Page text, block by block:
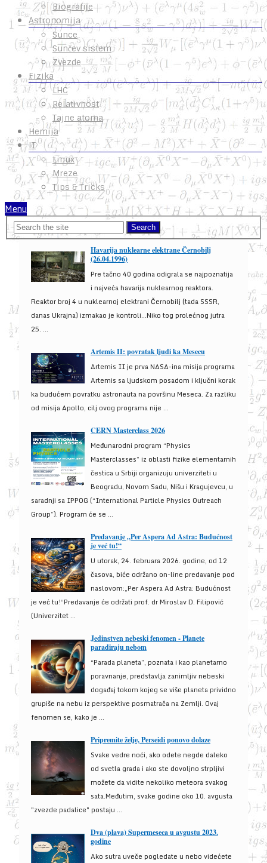
Biografije
Astronomija
Sunce
Sunčev sistem
Zvezde
Fizika
LHC
Relativnost
Tajne atoma
Hemija
IT
Linux
Mreze
Tips & Tricks
Menu
Havarija nuklearne elektrane Černobilj
(26.04.1996)
Pre tačno 40 godina odigrala se najpoznatija
i najveća havarija nuklearnog reaktora.
Reaktor broj 4 u nuklearnoj elektrani Černobilj (tada SSSR,
danas Ukrajna) izmakao je kontroli...Niko tog prolećnog jutra
25. ...
Artemis II: povratak ljudi ka Mesecu
Artemis II je prva NASA-ina misija programa
Artemis sa ljudskom posadom i ključni korak
ka budućem povratku astronauta na površinu Meseca. Za razliku
od misija Apollo, cilj ovog programa nije ...
CERN Masterclass 2026
Međunarodni program “Physics
Masterclasses” iz oblasti fizike elementarnih
čestica u Srbiji organizuju univerziteti u
Beogradu, Novom Sadu, Nišu i Kragujevcu, u
saradnji sa IPPOG (“International Particle Physics Outreach
Group”). Program će se ...
Predavanje „Per Aspera Ad Astra: Budućnost
je već tu!“
U utorak, 24. februara 2026. godine, od 12
časova, biće održano on-line predavanje pod
naslovom:„Per Aspera Ad Astra: Budućnost
je već tu!“Predavanje će održati prof. dr Miroslav D. Filipović
(Univerzitet ...
Jedinstven nebeski fenomen - Planete
paradiraju nebom
“Parada planeta”, poznata i kao planetarno
poravnanje, predstavlja zanimljiv nebeski
događaj tokom kojeg se više planeta prividno
grupiše na nebu iz perspektive posmatrača na Zemlji. Ovaj
fenomen se, kako je ...
Pripremite želje, Perseidi ponovo dolaze
Svake vedre noći, ako odete negde daleko
od svetla grada i ako ste dovoljno strpljivi
možete da vidite nekoliko meteora svakog
sata.Međutim, svake godine oko 10. avgusta
"zvezde padalice" postaju ...
Dva (plava) Supermeseca u avgustu 2023.
godine
Ako sutra uveče pogledate u nebo videćete